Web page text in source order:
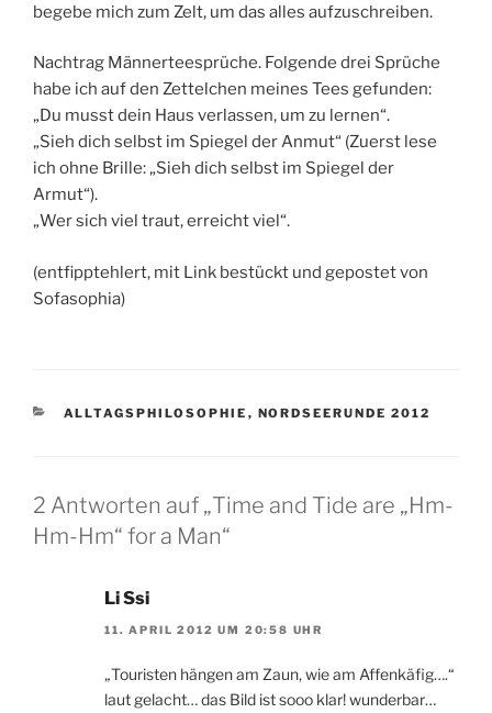
begebe mich zum Zelt, um das alles aufzuschreiben.
Nachtrag Männerteesprüche. Folgende drei Sprüche
habe ich auf den Zettelchen meines Tees gefunden:
„Du musst dein Haus verlassen, um zu lernen“.
„Sieh dich selbst im Spiegel der Anmut“ (Zuerst lese
ich ohne Brille: „Sieh dich selbst im Spiegel der
Armut“).
„Wer sich viel traut, erreicht viel“.
(entfipptehlert, mit Link bestückt und gepostet von
Sofasophia)
KATEGORIEN
ALLTAGSPHILOSOPHIE , NORDSEERUNDE 2012
2 Antworten auf „Time and Tide are „Hm-
Hm-Hm“ for a Man“
Li Ssi
11. APRIL 2012 UM 20:58 UHR
„Touristen hängen am Zaun, wie am Affenkäfig….“
laut gelacht… das Bild ist sooo klar! wunderbar…